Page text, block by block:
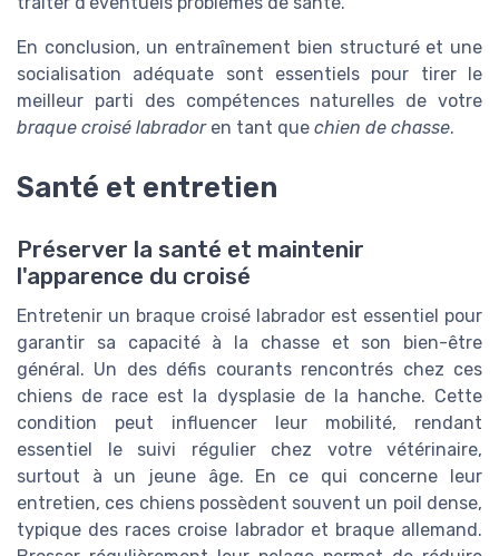
En conclusion, un entraînement bien structuré et une
socialisation adéquate sont essentiels pour tirer le
meilleur parti des compétences naturelles de votre
braque croisé labradoren tant que chien de chasse.
Santé et entretien
Préserver la santé et maintenir
l'apparence du croisé
Entretenir un braque croisé labrador est essentiel pour
garantir sa capacité à la chasse et son bien-être
général. Un des défis courants rencontrés chez ces
chiens de race est la dysplasie de la hanche. Cette
condition peut influencer leur mobilité, rendant
essentiel le suivi régulier chez votre vétérinaire,
surtout à un jeune âge. En ce qui concerne leur
entretien, ces chiens possèdent souvent un poil dense,
typique des races croise labrador et braque allemand.